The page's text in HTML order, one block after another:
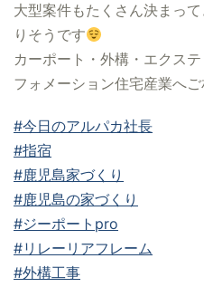
大型案件もたくさん決まっ
りそうです
カーポート・外構・エクス
フォメーション住宅産業へご
#今日のアルパカ社長
#指宿
#鹿児島家づくり
#鹿児島の家づくり
#ジーポートpro
#リレーリアフレーム
#外構工事